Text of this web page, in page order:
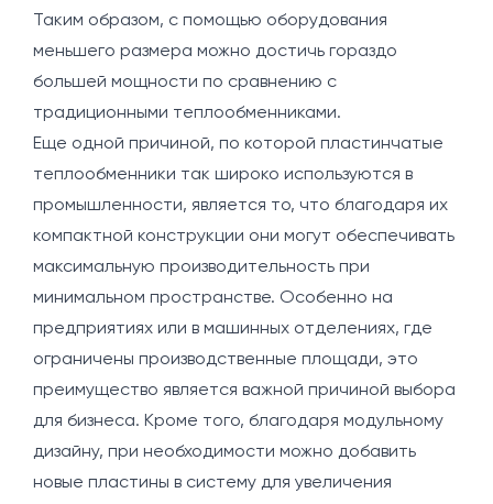
Таким образом, с помощью оборудования
меньшего размера можно достичь гораздо
большей мощности по сравнению с
традиционными теплообменниками.
Еще одной причиной, по которой пластинчатые
теплообменники так широко используются в
промышленности, является то, что благодаря их
компактной конструкции они могут обеспечивать
максимальную производительность при
минимальном пространстве. Особенно на
предприятиях или в машинных отделениях, где
ограничены производственные площади, это
преимущество является важной причиной выбора
для бизнеса. Кроме того, благодаря модульному
дизайну, при необходимости можно добавить
новые пластины в систему для увеличения